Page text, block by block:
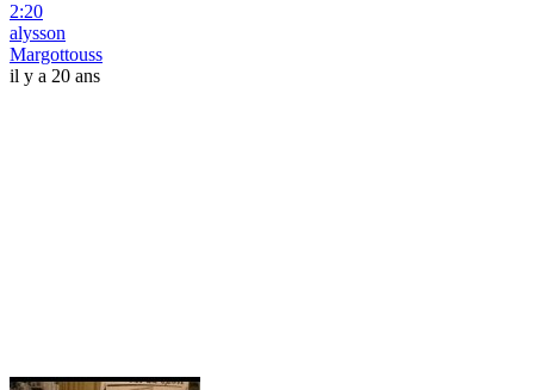
2:20
alysson
Margottouss
il y a 20 ans